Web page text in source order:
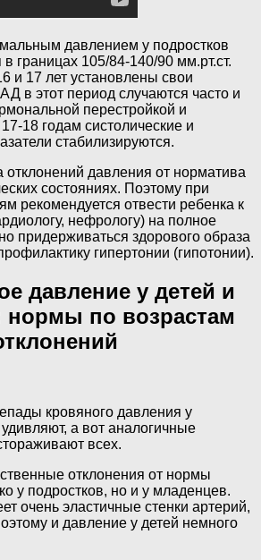
давлением у подростков
границах 105/84-140/90 мм.рт.ст.
и 17 лет установлены свои
в этот период случаются часто и
перестройкой и
18 годам систолические и
стабилизируются.
отклонений давления от норматива
состояниях. Поэтому при
рекомендуется отвести ребенка к
нефрологу) на полное
придерживаться здорового образа
гипертонии (гипотонии).
давление у детей и
нормы по возрастам
кровяного давления у
а вот аналогичные
всех.
отклонения от нормы
у подростков, но и у младенцев.
очень эластичные стенки артерий,
и давление у детей немного